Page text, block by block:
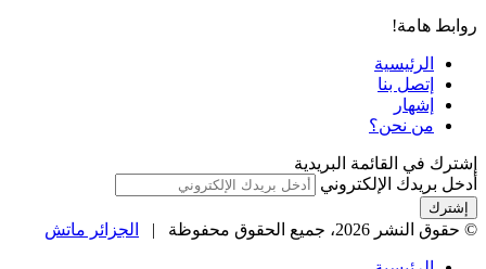
روابط هامة!
الرئيسية
إتصل بنا
إشهار
من نحن؟
إشترك في القائمة البريدية
أدخل بريدك الإلكتروني
© حقوق النشر 2026، جميع الحقوق محفوظة | الجزائر ماتش